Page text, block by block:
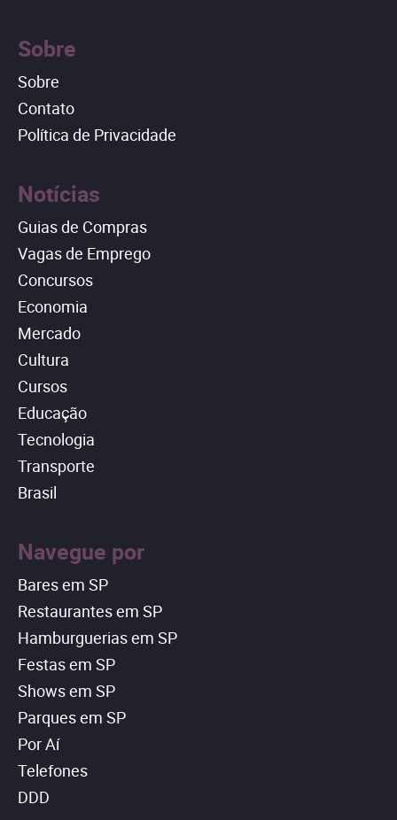
Sobre
Sobre
Contato
Política de Privacidade
Notícias
Guias de Compras
Vagas de Emprego
Concursos
Economia
Mercado
Cultura
Cursos
Educação
Tecnologia
Transporte
Brasil
Navegue por
Bares em SP
Restaurantes em SP
Hamburguerias em SP
Festas em SP
Shows em SP
Parques em SP
Por Aí
Telefones
DDD